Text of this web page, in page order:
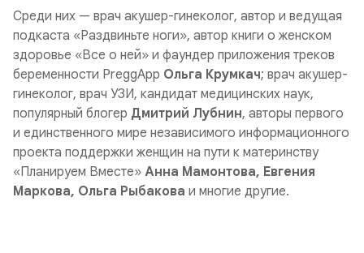
Среди них — врач акушер-гинеколог, автор и ведущая
подкаста «Раздвиньте ноги», автор книги о женском
здоровье «Все о ней» и фаундер приложения треков
беременности PreggApp Ольга Крумкач; врач акушер-
гинеколог, врач УЗИ, кандидат медицинских наук,
популярный блогер Дмитрий Лубнин, авторы первого
и единственного мире независимого информационного
проекта поддержки женщин на пути к материнству
«Планируем Вместе» Анна Мамонтова, Евгения
Маркова, Ольга Рыбакова и многие другие.